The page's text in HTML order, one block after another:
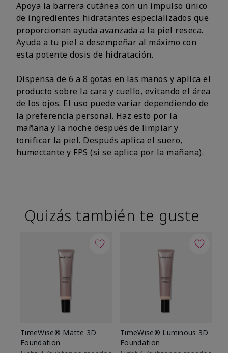
Apoya la barrera cutánea con un impulso único
de ingredientes hidratantes especializados que
proporcionan ayuda avanzada a la piel reseca.
Ayuda a tu piel a desempeñar al máximo con
esta potente dosis de hidratación.
Dispensa de 6 a 8 gotas en las manos y aplica el
producto sobre la cara y cuello, evitando el área
de los ojos. El uso puede variar dependiendo de
la preferencia personal. Haz esto por la
mañana y la noche después de limpiar y
tonificar la piel. Después aplica el suero,
humectante y FPS (si se aplica por la mañana).
Quizás también te guste
TimeWise® Matte 3D
Foundation
TimeWise® Luminous 3D
Foundation